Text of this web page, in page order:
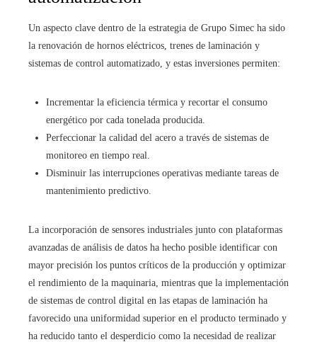
Un aspecto clave dentro de la estrategia de Grupo Simec ha sido
la renovación de hornos eléctricos, trenes de laminación y
sistemas de control automatizado, y estas inversiones permiten:
Incrementar la eficiencia térmica y recortar el consumo
energético por cada tonelada producida.
Perfeccionar la calidad del acero a través de sistemas de
monitoreo en tiempo real.
Disminuir las interrupciones operativas mediante tareas de
mantenimiento predictivo.
La incorporación de sensores industriales junto con plataformas
avanzadas de análisis de datos ha hecho posible identificar con
mayor precisión los puntos críticos de la producción y optimizar
el rendimiento de la maquinaria, mientras que la implementación
de sistemas de control digital en las etapas de laminación ha
favorecido una uniformidad superior en el producto terminado y
ha reducido tanto el desperdicio como la necesidad de realizar